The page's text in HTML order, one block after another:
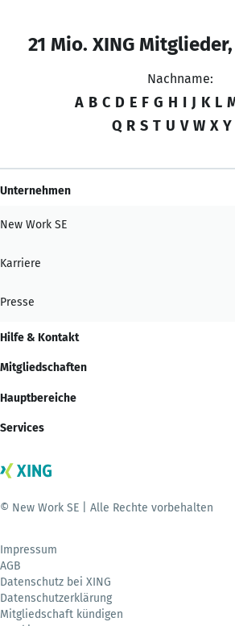
21 Mio. XING
Nachname:
A B C D E F G H I J K L
Q R S T U V W X Y
Unternehmen
New Work SE
Karriere
Presse
Hilfe & Kontakt
Mitgliedschaften
Hauptbereiche
Services
© New Work SE | Alle Rechte vorbehalten
Impressum
AGB
Datenschutz bei XING
Datenschutzerklärung
Mitgliedschaft kündigen